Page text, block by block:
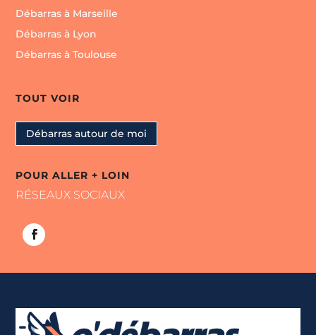
Débarras à Marseille
Débarras à Lyon
Débarras à Toulouse
TOUT VOIR
Débarras autour de moi
POUR ALLER + LOIN
RÉSEAUX SOCIAUX